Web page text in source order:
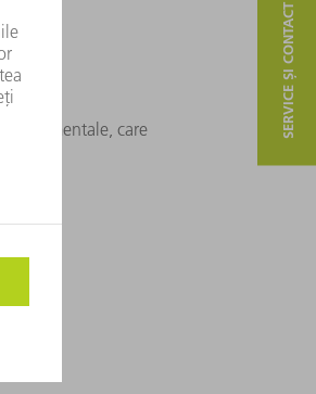
care
SERVICE ȘI CONTACT